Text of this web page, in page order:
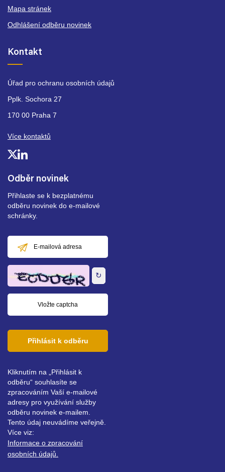
Odběr novinek
Přihlaste se k bezplatnému
odběru novinek do e-mailové
schránky.
mailová
adresa
↻
Přihlásit k odběru
Kliknutím na „Přihlásit k
odběru“ souhlasíte se
zpracováním Vaší e-mailové
adresy pro využívání služby
odběru novinek e-mailem.
Tento údaj neuvádíme veřejně.
Více viz:
Informace o zpracování
osobních údajů.
Mapa stránek
Odhlášení odběru novinek
Kontakt
Úřad pro ochranu osobních údajů
Pplk. Sochora 27
170 00 Praha 7
Více kontaktů